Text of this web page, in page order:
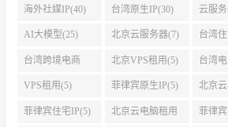
IP(45)
海外社媒IP(40) 台湾原生IP(30) 云服
(27)
AI大模型(25) 北京云服务器(7) 台湾
台湾跨境电商
IP(5)
北京VPS租用(5) 台湾
VPS租用(5) 菲律宾原生IP(5) 北京
菲律宾住宅IP(5) 北京云电脑租用 菲律